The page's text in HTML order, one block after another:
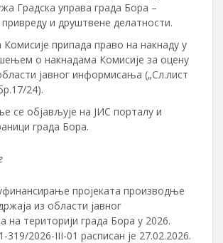
Градска управа града Бора –
и друштвене делатности.
припада право на накнаду у
о накнадама Комисије за оцену
јавног информисања („Сл.лист
24).
се објављује на ЈИС порталу и
града Бора.
проjеката производње
из области јавног
територији града Бора у 2026.
319/2026-III-01 расписан је 27.02.2026.